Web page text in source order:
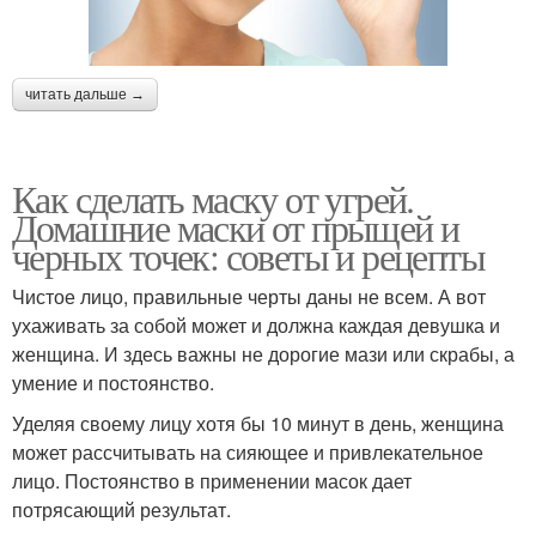
читать дальше →
Как сделать маску от угрей.
Домашние маски от прыщей и
черных точек: советы и рецепты
Чистое лицо, правильные черты даны не всем. А вот
ухаживать за собой может и должна каждая девушка и
женщина. И здесь важны не дорогие мази или скрабы, а
умение и постоянство.
Уделяя своему лицу хотя бы 10 минут в день, женщина
может рассчитывать на сияющее и привлекательное
лицо. Постоянство в применении масок дает
потрясающий результат.